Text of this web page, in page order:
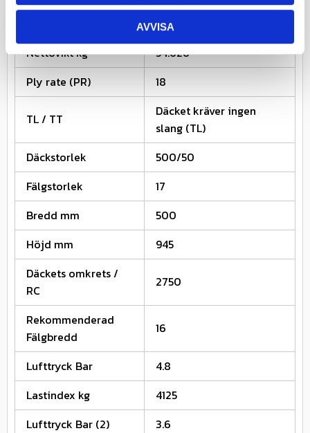
AVVISA
BKT
Nettovikt kg
54.626
Ply rate (PR)
18
TL / TT
Däcket kräver ingen
slang (TL)
Däckstorlek
500/50
Fälgstorlek
17
Bredd mm
500
Höjd mm
945
Däckets omkrets /
RC
2750
Rekommenderad
Fälgbredd
16
Lufttryck Bar
4.8
Lastindex kg
4125
Lufttryck Bar (2)
3.6